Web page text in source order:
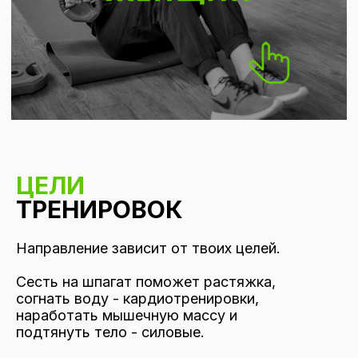
ЦЕЛИ
ТРЕНИРОВОК
Направление зависит от твоих целей.
Сесть на шпагат поможет растяжка,
согнать воду - кардиотренировки,
наработать мышечную массу и
подтянуть тело - силовые.